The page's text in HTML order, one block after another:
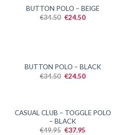
SALEBUTTON POLO – BEIGE
€34.50 Oorspronkelijke
€24.50Huidige
SALEBUTTON POLO – BLACK
€34.50 Oorspronkelijke
€24.50Huidige
SALE
CASUAL CLUB – TOGGLE POLO
– BLACK
€49.95 Oorspronkelijke
€37.95